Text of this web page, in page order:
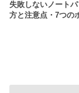
失敗しないノート
方と注意点・7つの